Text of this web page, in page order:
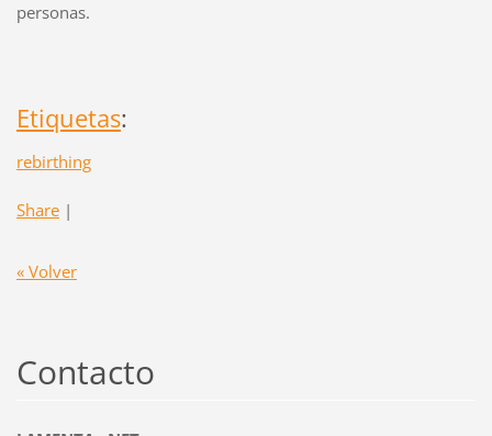
personas.
Etiquetas:
rebirthing
Share |
« Volver
Contacto